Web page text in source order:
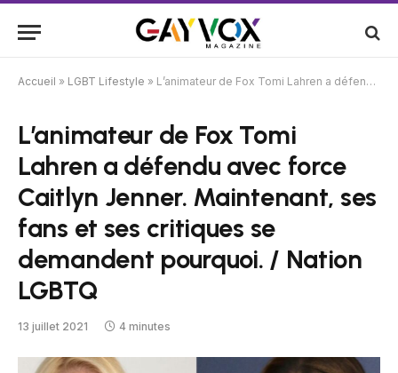
Accueil » LGBT Lifestyle » L’animateur de Fox Tomi Lahren a défendu avec force Caitlyn Jenner. Maintenant, ses fans et ses critiques se demandent pourquoi. / Nation LGBTQ
L’animateur de Fox Tomi
Lahren a défendu avec force
Caitlyn Jenner. Maintenant, ses
fans et ses critiques se
demandent pourquoi. / Nation
LGBTQ
13 juillet 2021 4 minutes